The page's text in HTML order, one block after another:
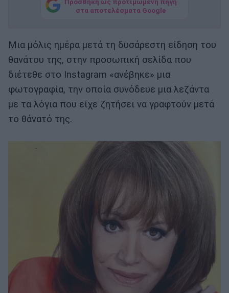
στα αποτελέσματα Google
Μια μόλις ημέρα μετά τη δυσάρεστη είδηση του
θανάτου της, στην προσωπική σελίδα που
διέτεθε στο Instagram «ανέβηκε» μια
φωτογραφία, την οποία συνόδευε μια λεζάντα
με τα λόγια που είχε ζητήσει να γραφτούν μετά
το θάνατό της.